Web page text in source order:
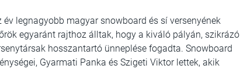
legnagyobb magyar snowboard és sí versenyének
egyaránt rajthoz álltak, hogy a kiváló pályán, szikrázó
hosszantartó ünneplése fogadta. Snowboard
Gyarmati Panka és Szigeti Viktor lettek, akik